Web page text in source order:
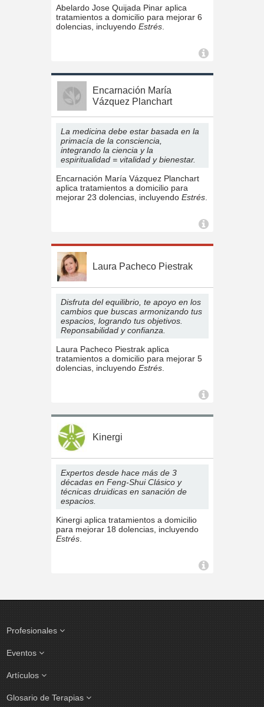
Abelardo Jose Quijada Pinar aplica
tratamientos a domicilio para mejorar 6
dolencias, incluyendo Estrés.
Encarnación María
Vázquez Planchart
La medicina debe estar basada en la
primacía de la consciencia,
integrando la ciencia y la
espiritualidad = vitalidad y bienestar.
Encarnación María Vázquez Planchart
aplica tratamientos a domicilio para
mejorar 23 dolencias, incluyendo Estrés.
Laura Pacheco Piestrak
Disfruta del equilibrio, te apoyo en los
cambios que buscas armonizando tus
espacios, logrando tus objetivos.
Reponsabilidad y confianza.
Laura Pacheco Piestrak aplica
tratamientos a domicilio para mejorar 5
dolencias, incluyendo Estrés.
Kinergi
Expertos desde hace más de 3
décadas en Feng-Shui Clásico y
técnicas druidicas en sanación de
espacios.
Kinergi aplica tratamientos a domicilio
para mejorar 18 dolencias, incluyendo
Estrés.
Profesionales
Eventos
Artículos
Glosario de Terapias